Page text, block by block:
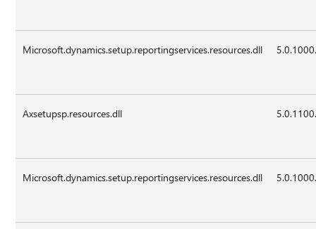
Microsoft.dynamics.setup.reportingservices.resources.dll
Axsetupsp.resources.dll
Microsoft.dynamics.setup.reportingservices.resources.dll